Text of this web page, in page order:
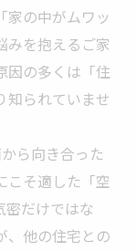
家の中がムワッ
を抱えるご家
因の多くは「住
知られていませ
ら向き合った
こそ適した「空
密だけではな
、他の住宅との